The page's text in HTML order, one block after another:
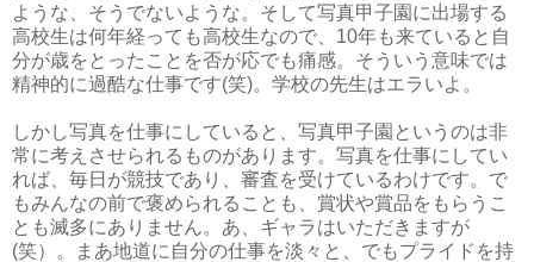
ような、そうでないような。そして写真甲子園に出場する
高校生は何年経っても高校生なので、10年も来ていると自
分が歳をとったことを否が応でも痛感。そういう意味では
精神的に過酷な仕事です(笑)。学校の先生はエラいよ。
しかし写真を仕事にしていると、写真甲子園というのは非
常に考えさせられるものがあります。写真を仕事にしてい
れば、毎日が競技であり、審査を受けているわけです。で
もみんなの前で褒められることも、賞状や賞品をもらうこ
とも滅多にありません。あ、ギャラはいただきますが
(笑）。まあ地道に自分の仕事を淡々と、でもプライドを持